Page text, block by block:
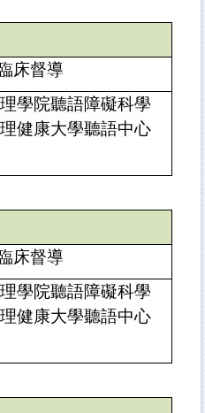
床督導
學院聽語障礙科學
健康大學聽語中心
床督導
學院聽語障礙科學
健康大學聽語中心